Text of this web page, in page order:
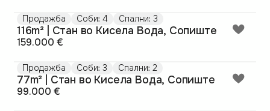
Продажба Соби: 4 Спални: 3
116m² | Стан во Кисела Вода, Сопиште
159.000 €
Продажба Соби: 3 Спални: 2
77m² | Стан во Кисела Вода, Сопиште
99.000 €